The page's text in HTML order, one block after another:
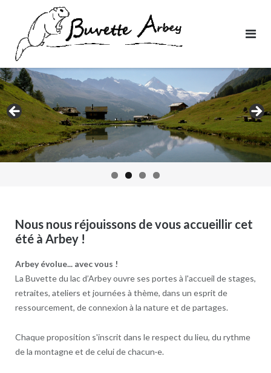
content
Nous nous réjouissons de vous accueillir cet
été à Arbey !
Arbey évolue... avec vous !
La Buvette du lac d’Arbey ouvre ses portes à l'accueil de stages,
retraites, ateliers et journées à thème, dans un esprit de
ressourcement, de connexion à la nature et de partages.
Chaque proposition s'inscrit dans le respect du lieu, du rythme
de la montagne et de celui de chacun·e.